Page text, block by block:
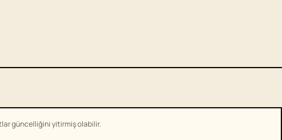
güncelliğini yitirmiş olabilir.